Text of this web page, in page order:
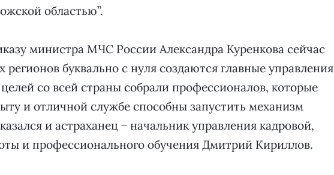
областью”.
министра МЧС России Александра Куренкова сейчас
регионов буквально с нуля создаются главные управления
со всей страны собрали профессионалов, которые
и отличной службе способны запустить механизм
и астраханец − начальник управления кадровой,
и профессионального обучения Дмитрий Кириллов.